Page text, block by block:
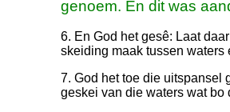
genoem. En dit was
6. En God het gesê: Laat
skeiding maak tussen waters
7. God het toe die uitspansel
geskei van die waters wat bo